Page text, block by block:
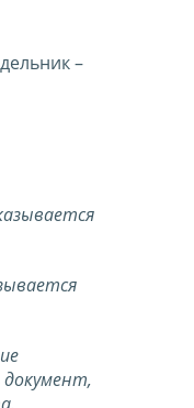
–
документ,